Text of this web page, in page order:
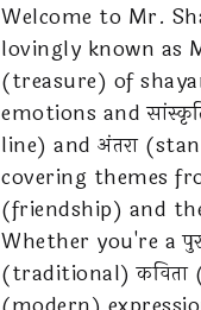
Welcome to Mr.
lovingly known as
(treasure) of
emotions and
line) and अंतरा
covering themes
(friendship) and
Whether you're a
(traditional)